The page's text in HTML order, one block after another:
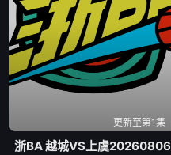
更新至第1集
浙BA 越城VS上虞20260806